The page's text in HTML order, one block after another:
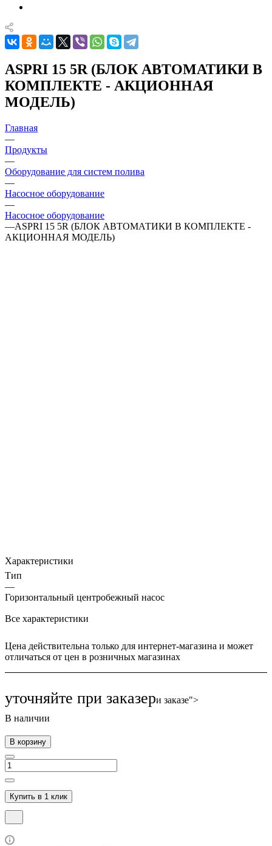
ASPRI 15 5R (БЛОК АВТОМАТИКИ В
КОМПЛЕКТЕ - АКЦИОННАЯ
МОДЕЛЬ)
Главная
—
Продукты
—
Оборудование для систем полива
—
Насосное оборудование
—
Насосное оборудование
—ASPRI 15 5R (БЛОК АВТОМАТИКИ В КОМПЛЕКТЕ -
АКЦИОННАЯ МОДЕЛЬ)
Характеристики
Тип
—
Горизонтальный центробежный насос
Все характеристики
Цена действительна только для интернет-магазина и может
отличаться от цен в розничных магазинах
уточняйте при заказери заказе">
В наличии
В корзину
Купить в 1 клик